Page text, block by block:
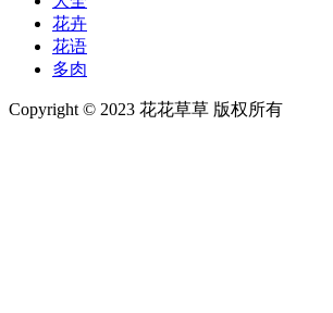
花卉
花语
多肉
Copyright © 2023 花花草草 版权所有